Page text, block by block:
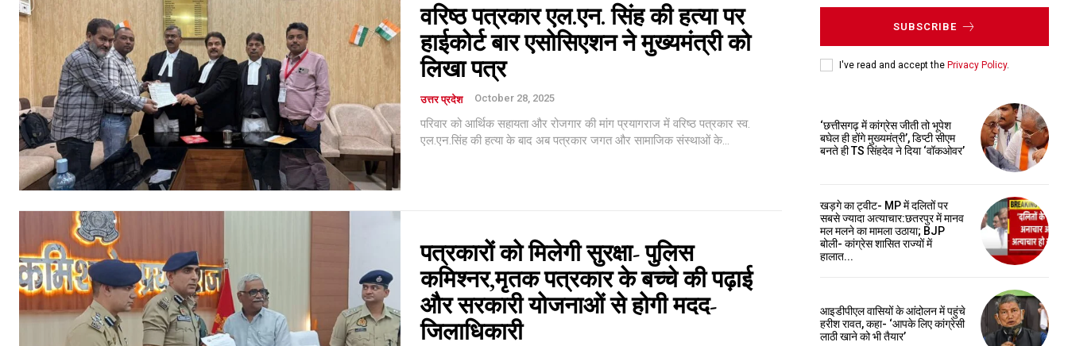
वरिष्ठ पत्रकार एल.एन. सिंह की हत्या पर
हाईकोर्ट बार एसोसिएशन ने मुख्यमंत्री को
लिखा पत्र
उत्तर प्रदेश October 28, 2025
परिवार को आर्थिक सहायता और रोजगार की मांग प्रयागराज में वरिष्ठ पत्रकार स्व.
एल.एन.सिंह की हत्या के बाद अब पत्रकार जगत और सामाजिक संस्थाओं के...
पत्रकारों को मिलेगी सुरक्षा- पुलिस
कमिश्नर,मृतक पत्रकार के बच्चे की पढ़ाई
और सरकारी योजनाओं से होगी मदद-
जिलाधिकारी
SUBSCRIBE
I've read and accept the Privacy Policy.
‘छत्तीसगढ़ में कांग्रेस जीती तो भूपेश
बघेल ही होंगे मुख्यमंत्री’, डिप्टी सीएम
बनते ही TS सिंहदेव ने दिया ‘वॉकओवर’
खड़गे का ट्वीट- MP में दलितों पर
सबसे ज्यादा अत्याचार:छतरपुर में मानव
मल मलने का मामला उठाया; BJP
बोली- कांग्रेस शासित राज्यों में
हालात...
आइडीपीएल वासियों के आंदोलन में पहुंचे
हरीश रावत, कहा- ‘आपके लिए कांग्रेसी
लाठी खाने को भी तैयार’